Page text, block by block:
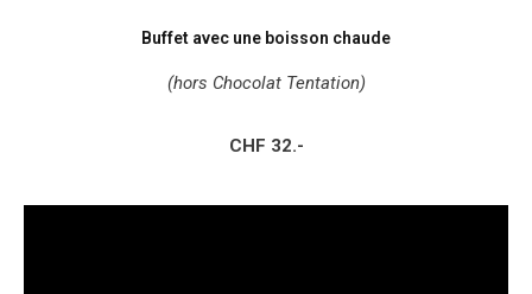
Buffet avec une boisson chaude
(hors Chocolat Tentation)
CHF 32.-